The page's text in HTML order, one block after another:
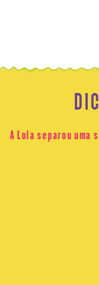
A Lola separou uma